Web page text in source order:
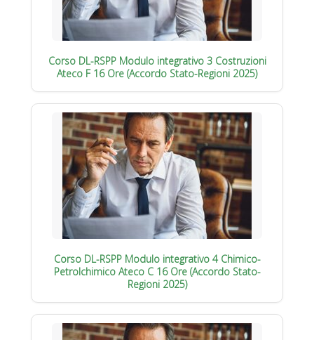
Corso DL-RSPP Modulo integrativo 3 Costruzioni
Ateco F 16 Ore (Accordo Stato-Regioni 2025)
Corso DL-RSPP Modulo integrativo 4 Chimico-
Petrolchimico Ateco C 16 Ore (Accordo Stato-
Regioni 2025)